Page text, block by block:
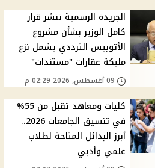
الجريدة الرسمية تنشر قرار
كامل الوزير بشأن مشروع
الأتوبيس الترددي يشمل نزع
مليكة عقارات "مستندات"
09 أغسطس, 2026 02:29 م
كليات ومعاهد تقبل من 55%
في تنسيق الجامعات 2026..
أبرز البدائل المتاحة لطلاب
علمي وأدبي